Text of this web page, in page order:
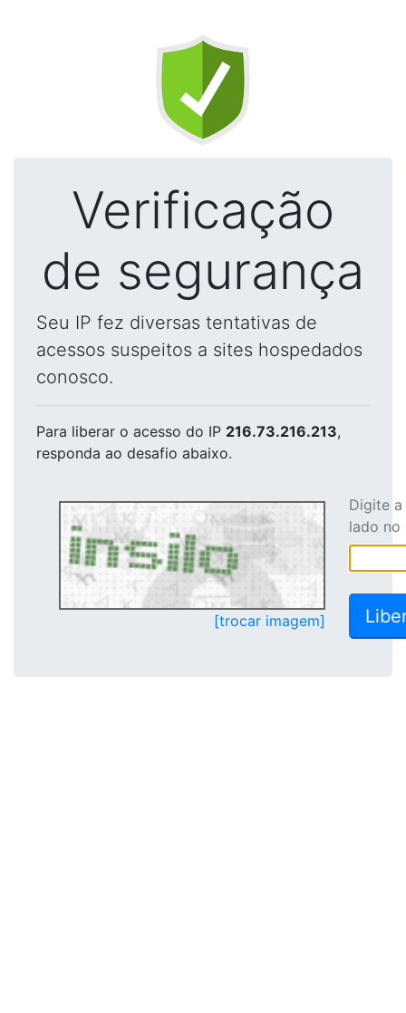
Verificação
de segurança
Seu IP fez diversas tentativas de
acessos suspeitos a sites hospedados
conosco.
Para liberar o acesso do IP 216.73.216.213,
responda ao desafio abaixo.
[trocar imagem]
Digite
lado no